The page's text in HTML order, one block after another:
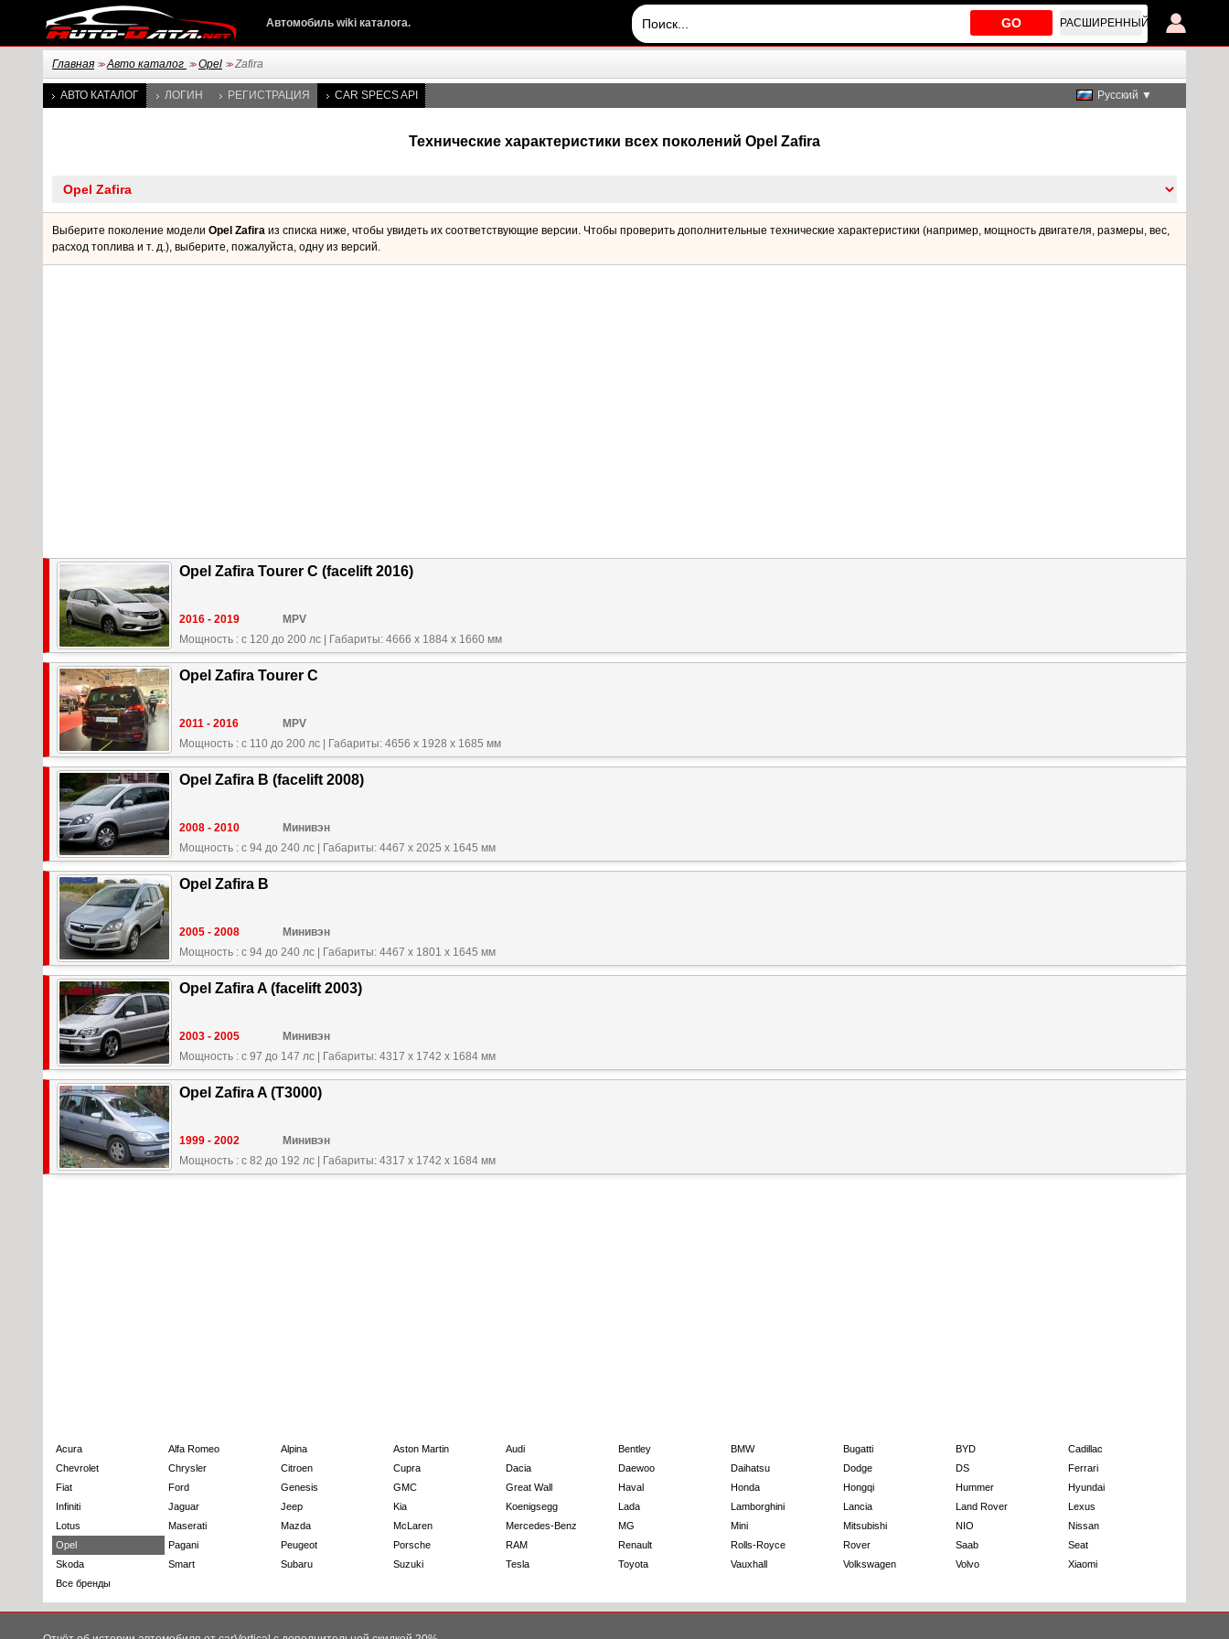
GO РАСШИРЕННЫЙ
Автомобиль wiki каталога.
Главная >> Авто каталог >> Opel >> Zafira
АВТО КАТАЛОГ ЛОГИН РЕГИСТРАЦИЯ CAR SPECS API Русский ▼
Технические характеристики всех поколений Opel Zafira
Выберите поколение модели Opel Zafira из списка ниже, чтобы увидеть их соответствующие версии. Чтобы проверить дополнительные технические характеристики (например, мощность двигателя, размеры, вес,
расход топлива и т. д.), выберите, пожалуйста, одну из версий.
Opel Zafira Tourer C (facelift 2016)
2016 - 2019
MPV
Мощность : с 120 до 200 лс
Габариты: 4666 x 1884 x 1660 мм
Opel Zafira Tourer C
2011 - 2016
MPV
Мощность : с 110 до 200 лс
Габариты: 4656 x 1928 x 1685 мм
Opel Zafira B (facelift 2008)
2008 - 2010
Минивэн
Мощность : с 94 до 240 лс
Габариты: 4467 x 2025 x 1645 мм
Opel Zafira B
2005 - 2008
Минивэн
Мощность : с 94 до 240 лс
Габариты: 4467 x 1801 x 1645 мм
Opel Zafira A (facelift 2003)
2003 - 2005
Минивэн
Мощность : с 97 до 147 лс
Габариты: 4317 x 1742 x 1684 мм
Opel Zafira A (T3000)
1999 - 2002
Минивэн
Мощность : с 82 до 192 лс
Габариты: 4317 x 1742 x 1684 мм
Acura Alfa Romeo Alpina Aston Martin Audi Bentley BMW Bugatti BYD
Cadillac
Chevrolet
Chrysler Citroen Cupra Dacia Daewoo Daihatsu Dodge DS
Ferrari
Fiat
Ford Genesis GMC Great Wall Haval Honda Hongqi Hummer
Hyundai
Infiniti
Jaguar Jeep Kia Koenigsegg Lada Lamborghini Lancia Land Rover
Lexus
Lotus
Maserati Mazda McLaren Mercedes-Benz MG Mini Mitsubishi NIO
Nissan
Opel
Pagani Peugeot Porsche RAM Renault Rolls-Royce Rover Saab
Seat
Skoda
Smart Subaru Suzuki Tesla Toyota Vauxhall Volkswagen Volvo
Xiaomi
Все бренды